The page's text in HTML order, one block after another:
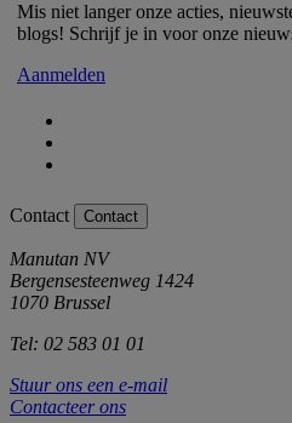
Mis niet langer onze acties,
blogs! Schrijf je in voor onze
Aanmelden
Contact Contact
Manutan NV
Bergensesteenweg 1424
1070 Brussel
Tel: 02 583 01 01
Stuur ons een e-mail
Contacteer ons